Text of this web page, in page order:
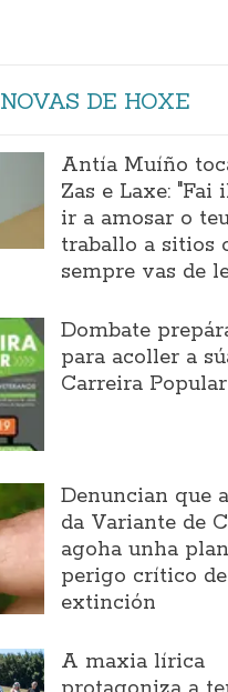
NOVAS DE HOXE
Antía Muíño
Zas e Laxe: "Fai
ir a amosar o
traballo a sitios
sempre vas de
Dombate
para acoller a
Carreira Popular
Denuncian que
da Variante de
agoha unha
perigo crítico de
extinción
A maxia lírica